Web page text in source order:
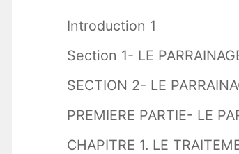
Introduction 1
Section 1- LE
SECTION 2- LE
PREMIERE PARTIE- LE
CHAPITRE 1. LE